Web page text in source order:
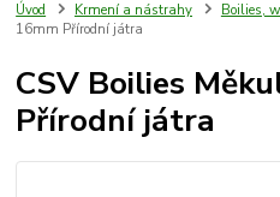
Úvod Krmení a nástrahy Boilies,
16mm Přírodní játra
CSV Boilies
Přírodní játra